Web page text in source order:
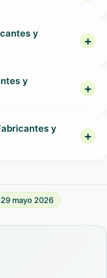
y
y
y
29 mayo 2026